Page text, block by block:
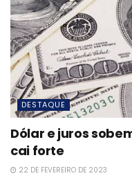
DESTAQUE
Dólar e juros
cai forte
22 DE FEVEREIRO DE 2023